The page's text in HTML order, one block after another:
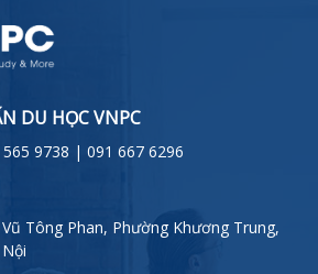
DU HỌC VNPC
9738 | 091 667 6296
Tông Phan, Phường Khương Trung,